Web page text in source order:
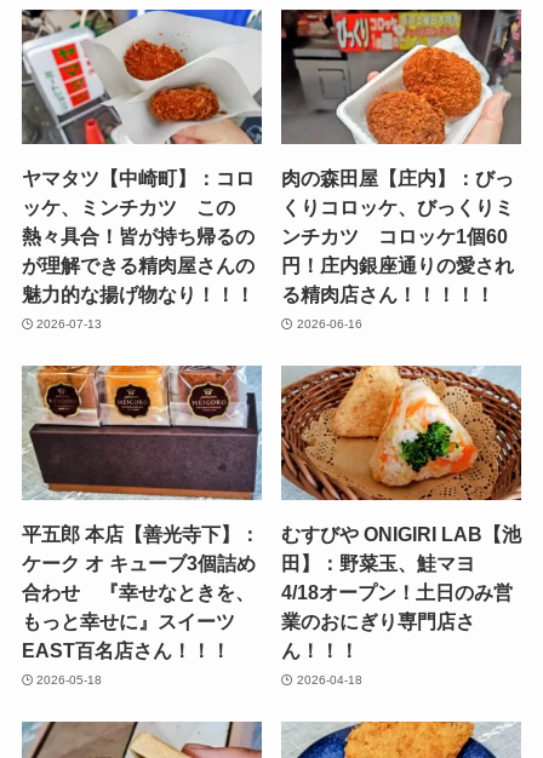
ヤマタツ【中崎町】：コロ
ッケ、ミンチカツ この
熱々具合！皆が持ち帰るの
が理解できる精肉屋さんの
魅力的な揚げ物なり！！！
2026-07-13
肉の森田屋【庄内】：びっ
くりコロッケ、びっくりミ
ンチカツ コロッケ1個60
円！庄内銀座通りの愛され
る精肉店さん！！！！！
2026-06-16
平五郎 本店【善光寺下】：
ケーク オ キューブ3個詰め
合わせ 『幸せなときを、
もっと幸せに』スイーツ
EAST百名店さん！！！
2026-05-18
むすびや ONIGIRI LAB【池
田】：野菜玉、鮭マヨ
4/18オープン！土日のみ営
業のおにぎり専門店さ
ん！！！
2026-04-18